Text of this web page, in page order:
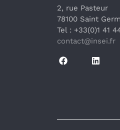
2, rue Pasteur
78100 Saint
Tel : +33(0)1 41
contact@insei.fr